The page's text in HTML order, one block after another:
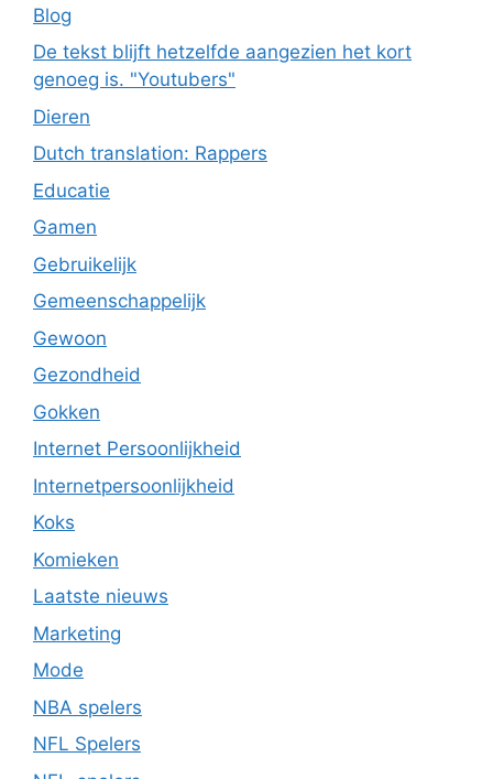
Blog
De tekst blijft hetzelfde aangezien het kort
genoeg is. "Youtubers"
Dieren
Dutch translation: Rappers
Educatie
Gamen
Gebruikelijk
Gemeenschappelijk
Gewoon
Gezondheid
Gokken
Internet Persoonlijkheid
Internetpersoonlijkheid
Koks
Komieken
Laatste nieuws
Marketing
Mode
NBA spelers
NFL Spelers